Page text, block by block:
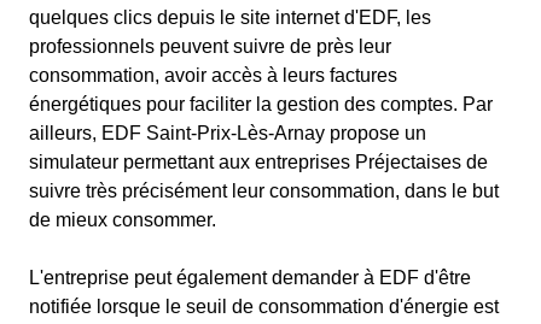
quelques clics depuis le site internet d'EDF, les
professionnels peuvent suivre de près leur
consommation, avoir accès à leurs factures
énergétiques pour faciliter la gestion des comptes. Par
ailleurs, EDF Saint-Prix-Lès-Arnay propose un
simulateur permettant aux entreprises Préjectaises de
suivre très précisément leur consommation, dans le but
de mieux consommer.
L'entreprise peut également demander à EDF d'être
notifiée lorsque le seuil de consommation d'énergie est